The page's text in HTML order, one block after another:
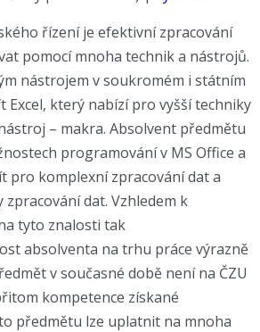
řízení je efektivní zpracování
pomocí mnoha technik a nástrojů.
nástrojem v soukromém i státním
který nabízí pro vyšší techniky
– makra. Absolvent předmětu
programování v MS Office a
pro komplexní zpracování dat a
dat. Vzhledem k
tyto znalosti tak
absolventa na trhu práce výrazně
v současné době není na ČZU
kompetence získané
předmětu lze uplatnit na mnoha